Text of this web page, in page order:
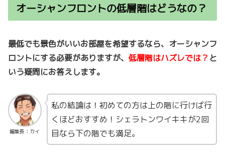
オーシャンフロントの低層階はどうなの？
最低でも景色がいいお部屋を希望するなら、オーシャンフ
ロントにする必要がありますが、 低層階はハズレでは？ と
いう疑問にお答えします。
編集長：カイ
私の結論は！初めての方は上の階に行けば行
くほどおすすめ！シェラトンワイキキが2回
目なら下の階でも満足。